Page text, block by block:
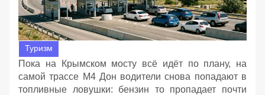
Туризм
Пока на Крымском мосту всё идёт по плану, на
самой трассе М4 Дон водители снова попадают в
топливные ловушки: бензин то пропадает почти